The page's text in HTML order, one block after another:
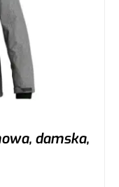
damska,